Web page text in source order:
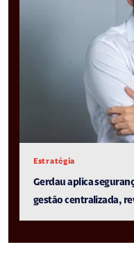
Estratégia
Gerdau aplica
gestão centralizada,